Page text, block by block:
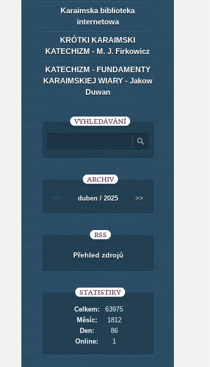
Karaimska biblioteka
internetowa
KRÓTKI KARAIMSKI
KATECHIZM - M. J. Firkowicz
KATECHIZM - FUNDAMENTY
KARAIMSKIEJ WIARY - Jakow
Duwan
VYHLEDÁVÁNÍ
ARCHIV
<< duben / 2025 >>
RSS
Přehled zdrojů
STATISTIKY
Online: 1
Celkem:
63975
Měsíc:
1812
Den:
86